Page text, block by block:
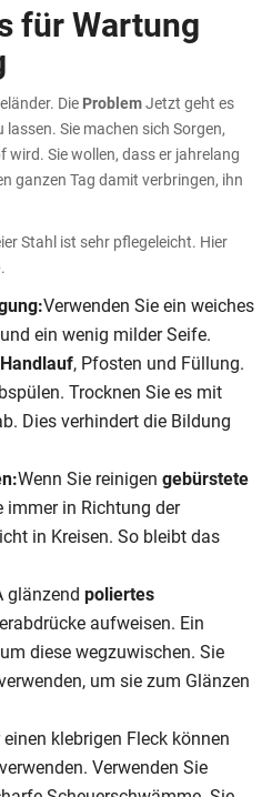
für Wartung
Die ProblemJetzt geht es
Sie machen sich Sorgen,
Sie wollen, dass er jahrelang
ganzen Tag damit verbringen, ihn
Stahl ist sehr pflegeleicht. Hier
.
Verwenden Sie ein weiches
ein wenig milder Seife.
Handlauf, Pfosten und Füllung.
Trocknen Sie es mit
Dies verhindert die Bildung
Wenn Sie reinigen gebürstete
immer in Richtung der
in Kreisen. So bleibt das
glänzend poliertes
aufweisen. Ein
diese wegzuwischen. Sie
um sie zum Glänzen
einen klebrigen Fleck können
Verwenden Sie